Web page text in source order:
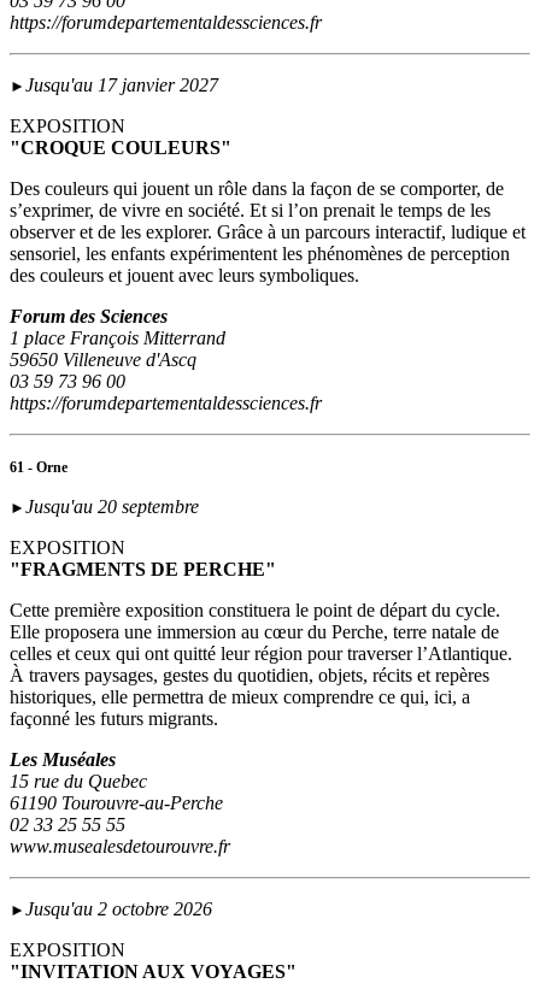
https://forumdepartementaldessciences.fr
► Jusqu'au 17 janvier 2027
EXPOSITION
"CROQUE COULEURS"
Des couleurs qui jouent un rôle dans la façon de se comporter, de
s’exprimer, de vivre en société. Et si l’on prenait le temps de les
observer et de les explorer. Grâce à un parcours interactif, ludique et
sensoriel, les enfants expérimentent les phénomènes de perception
des couleurs et jouent avec leurs symboliques.
Forum des Sciences
1 place François Mitterrand
59650 Villeneuve d'Ascq
03 59 73 96 00
https://forumdepartementaldessciences.fr
61 - Orne
► Jusqu'au 20 septembre
EXPOSITION
"FRAGMENTS DE PERCHE"
Cette première exposition constituera le point de départ du cycle.
Elle proposera une immersion au cœur du Perche, terre natale de
celles et ceux qui ont quitté leur région pour traverser l’Atlantique.
À travers paysages, gestes du quotidien, objets, récits et repères
historiques, elle permettra de mieux comprendre ce qui, ici, a
façonné les futurs migrants.
Les Muséales
15 rue du Quebec
61190 Tourouvre-au-Perche
02 33 25 55 55
www.musealesdetourouvre.fr
► Jusqu'au 2 octobre 2026
EXPOSITION
"INVITATION AUX VOYAGES"